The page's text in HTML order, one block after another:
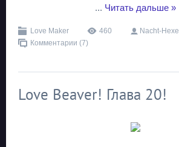
... Читать дальше »
Love Maker 460 Nacht-Hexe
Комментарии (7)
Love Beaver! Глава 20!